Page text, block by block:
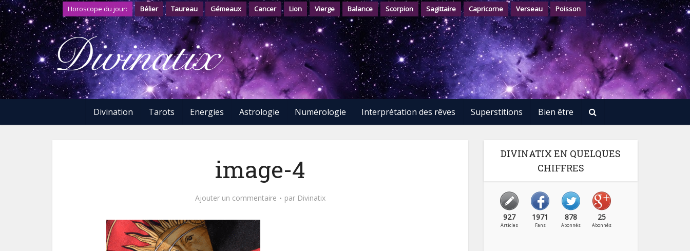
Horoscope du jour: Bélier Taureau Gémeaux Cancer Lion Vierge Balance Scorpion Sagittaire Capricorne Verseau Poisson
Divination Tarots Energies Astrologie Numérologie Interprétation des rêves Superstitions Bien être
image-4
Ajouter un commentaire par Divinatix
DIVINATIX EN QUELQUES
CHIFFRES
927
Articles
1971
Fans
878
Abonnés
25
Abonnés